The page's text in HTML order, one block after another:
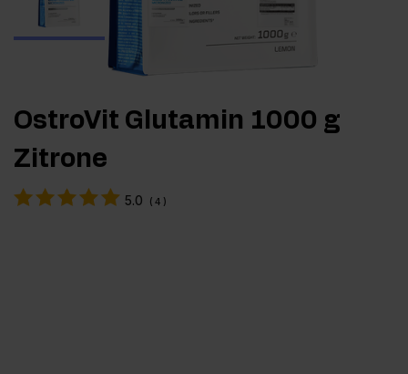
OstroVit Glutamin 1000 g
Zitrone
5.0 ( 4 )